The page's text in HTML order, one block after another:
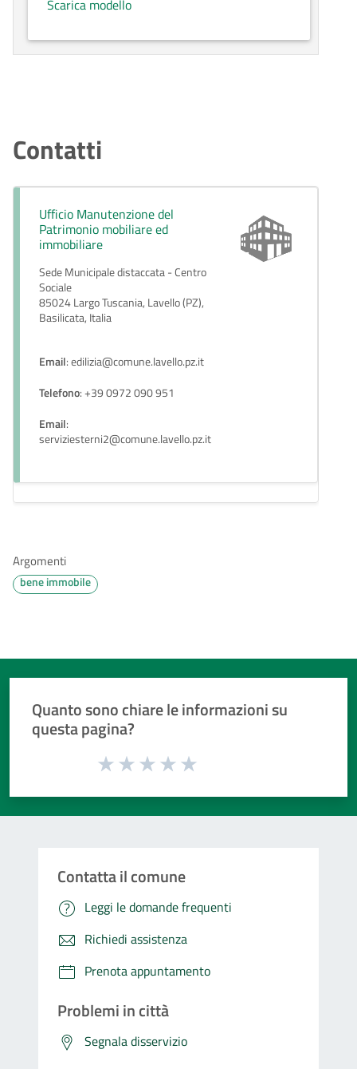
Scarica modello
Contatti
Ufficio Manutenzione del
Patrimonio mobiliare ed
immobiliare
Sede Municipale distaccata - Centro
Sociale
85024 Largo Tuscania, Lavello (PZ),
Basilicata, Italia
Email: edilizia@comune.lavello.pz.it
Telefono: +39 0972 090 951
Email:
serviziesterni2@comune.lavello.pz.it
Argomenti
bene immobile
Quanto sono chiare le informazioni su
questa pagina?
Valuta da 1 a 5 stelle la pagina
Contatta il comune
Leggi le domande frequenti
Richiedi assistenza
Prenota appuntamento
Problemi in città
Segnala disservizio